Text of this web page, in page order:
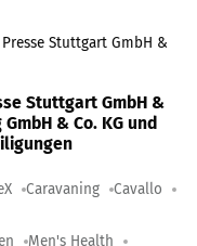
Stuttgart GmbH &
Stuttgart GmbH &
& Co. KG und
Caravaning Cavallo
Men's Health